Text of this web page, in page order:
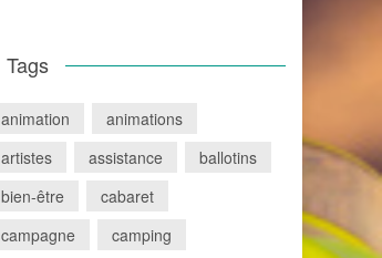
Tags
animation
animations
artistes
assistance
ballotins
bien-être
cabaret
campagne
camping